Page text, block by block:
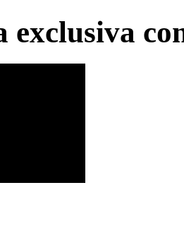
exclusiva